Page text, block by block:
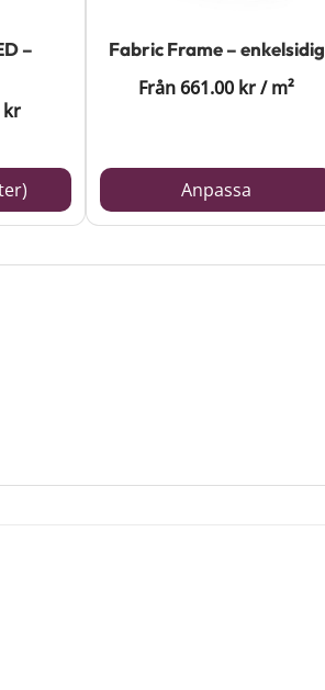
–
kr
Fabric Frame – enkelsidig
Från661.00 kr/m²
Anpassa